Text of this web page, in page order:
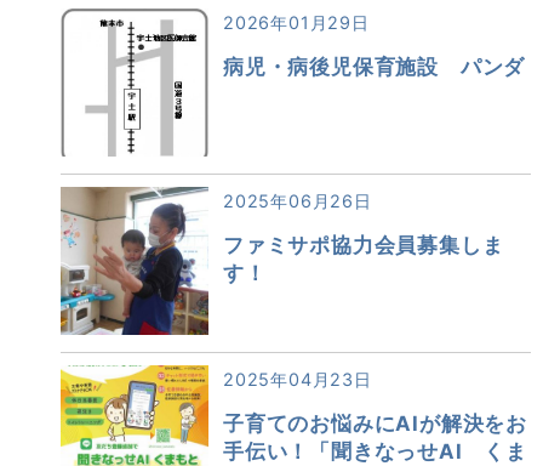
2026年01月29日
病児・病後児保育施設 パンダ
2025年06月26日
ファミサポ協力会員募集しま
す！
2025年04月23日
子育てのお悩みにAIが解決をお
手伝い！「聞きなっせAI くま